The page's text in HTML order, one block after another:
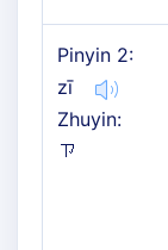
Pinyin 2:
zī
Zhuyin:
ㄗ